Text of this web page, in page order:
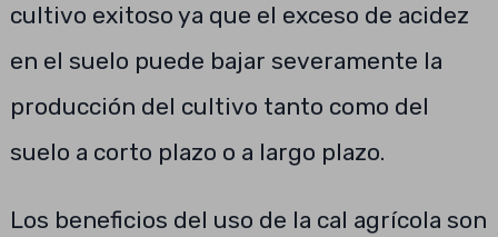
cultivo exitoso ya que el exceso de acidez
en el suelo puede bajar severamente la
producción del cultivo tanto como del
suelo a corto plazo o a largo plazo.
Los beneficios del uso de la cal agrícola son